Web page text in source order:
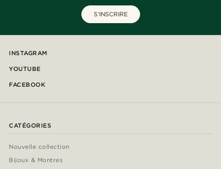
S'INSCRIRE
INSTAGRAM
YOUTUBE
FACEBOOK
CATÉGORIES
Nouvelle collection
Bijoux & Montres